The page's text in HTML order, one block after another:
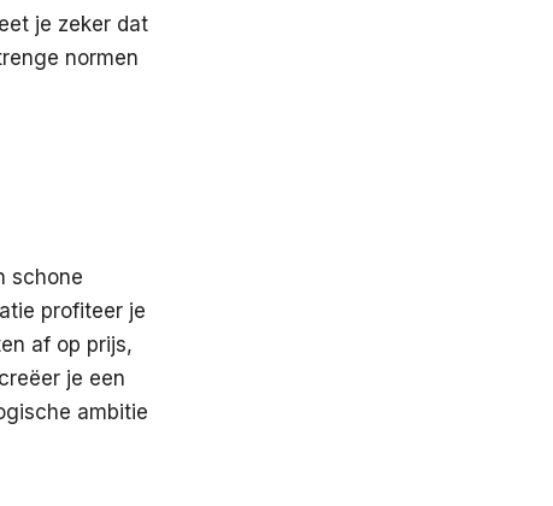
je zeker dat
normen
schone
profiteer je
af op prijs,
je een
ambitie